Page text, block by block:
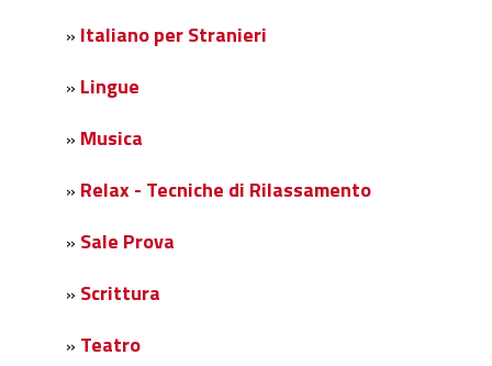
» Italiano per Stranieri
» Lingue
» Musica
» Relax - Tecniche di Rilassamento
» Sale Prova
» Scrittura
» Teatro